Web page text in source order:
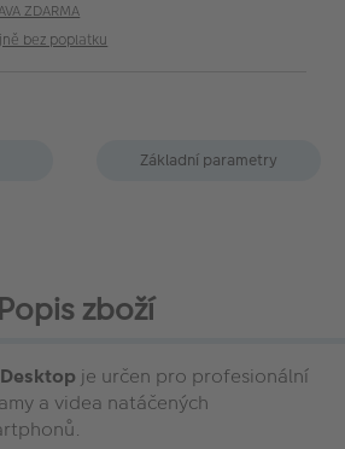
ZDARMA
bez poplatku
Základní parametry
Popis zboží
je určen pro profesionální
a videa natáčených